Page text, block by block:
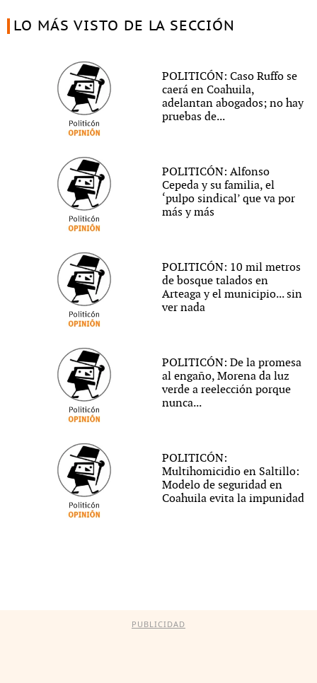
LO MÁS VISTO DE LA SECCIÓN
POLITICÓN: Caso Ruffo se
caerá en Coahuila,
adelantan abogados; no hay
pruebas de...
POLITICÓN: Alfonso
Cepeda y su familia, el
‘pulpo sindical’ que va por
más y más
POLITICÓN: 10 mil metros
de bosque talados en
Arteaga y el municipio... sin
ver nada
POLITICÓN: De la promesa
al engaño, Morena da luz
verde a reelección porque
nunca...
POLITICÓN:
Multihomicidio en Saltillo:
Modelo de seguridad en
Coahuila evita la impunidad
PUBLICIDAD